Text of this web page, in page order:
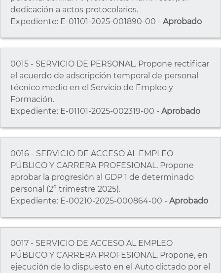
dedicación a actos protocolarios.
Expediente: E-01101-2025-001890-00 - Aprobado
0015 - SERVICIO DE PERSONAL. Propone rectificar
el acuerdo de adscripción temporal de personal
técnico medio en el Servicio de Empleo y
Formación.
Expediente: E-01101-2025-002319-00 - Aprobado
0016 - SERVICIO DE ACCESO AL EMPLEO
PÚBLICO Y CARRERA PROFESIONAL. Propone
aprobar la progresión al GDP 1 de determinado
personal (2º trimestre 2025).
Expediente: E-00210-2025-000864-00 - Aprobado
0017 - SERVICIO DE ACCESO AL EMPLEO
PÚBLICO Y CARRERA PROFESIONAL. Propone, en
ejecución de lo dispuesto en el Auto dictado por el